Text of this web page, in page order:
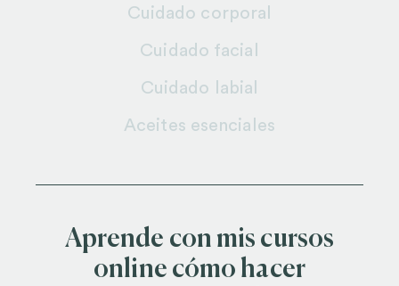
Cuidado corporal
Cuidado facial
Cuidado labial
Aceites esenciales
Aprende con mis cursos
online cómo hacer